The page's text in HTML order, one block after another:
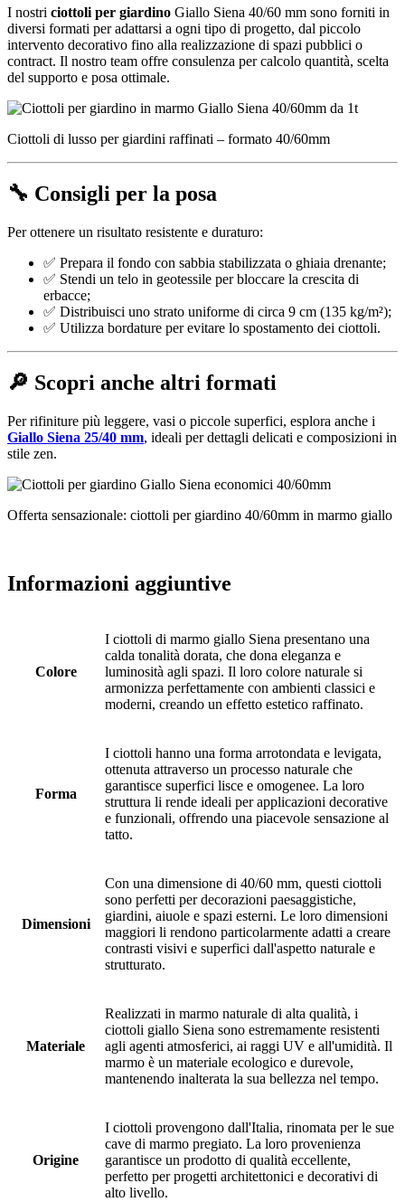
I nostri ciottoli per giardino Giallo Siena 40/60 mm sono forniti in
diversi formati per adattarsi a ogni tipo di progetto, dal piccolo
intervento decorativo fino alla realizzazione di spazi pubblici o
contract. Il nostro team offre consulenza per calcolo quantità, scelta
del supporto e posa ottimale.
Ciottoli di lusso per giardini raffinati – formato 40/60mm
🔧 Consigli per la posa
Per ottenere un risultato resistente e duraturo:
✅ Prepara il fondo con sabbia stabilizzata o ghiaia drenante;
✅ Stendi un telo in geotessile per bloccare la crescita di
erbacce;
✅ Distribuisci uno strato uniforme di circa 9 cm (135 kg/m²);
✅ Utilizza bordature per evitare lo spostamento dei ciottoli.
🔎 Scopri anche altri formati
Per rifiniture più leggere, vasi o piccole superfici, esplora anche i
Giallo Siena 25/40 mm, ideali per dettagli delicati e composizioni in
stile zen.
Offerta sensazionale: ciottoli per giardino 40/60mm in marmo giallo
Informazioni aggiuntive
Colore
I ciottoli di marmo giallo Siena presentano una
calda tonalità dorata, che dona eleganza e
luminosità agli spazi. Il loro colore naturale si
armonizza perfettamente con ambienti classici e
moderni, creando un effetto estetico raffinato.
Forma
I ciottoli hanno una forma arrotondata e levigata,
ottenuta attraverso un processo naturale che
garantisce superfici lisce e omogenee. La loro
struttura li rende ideali per applicazioni decorative
e funzionali, offrendo una piacevole sensazione al
tatto.
Dimensioni
Con una dimensione di 40/60 mm, questi ciottoli
sono perfetti per decorazioni paesaggistiche,
giardini, aiuole e spazi esterni. Le loro dimensioni
maggiori li rendono particolarmente adatti a creare
contrasti visivi e superfici dall'aspetto naturale e
strutturato.
Materiale
Realizzati in marmo naturale di alta qualità, i
ciottoli giallo Siena sono estremamente resistenti
agli agenti atmosferici, ai raggi UV e all'umidità. Il
marmo è un materiale ecologico e durevole,
mantenendo inalterata la sua bellezza nel tempo.
Origine
I ciottoli provengono dall'Italia, rinomata per le sue
cave di marmo pregiato. La loro provenienza
garantisce un prodotto di qualità eccellente,
perfetto per progetti architettonici e decorativi di
alto livello.